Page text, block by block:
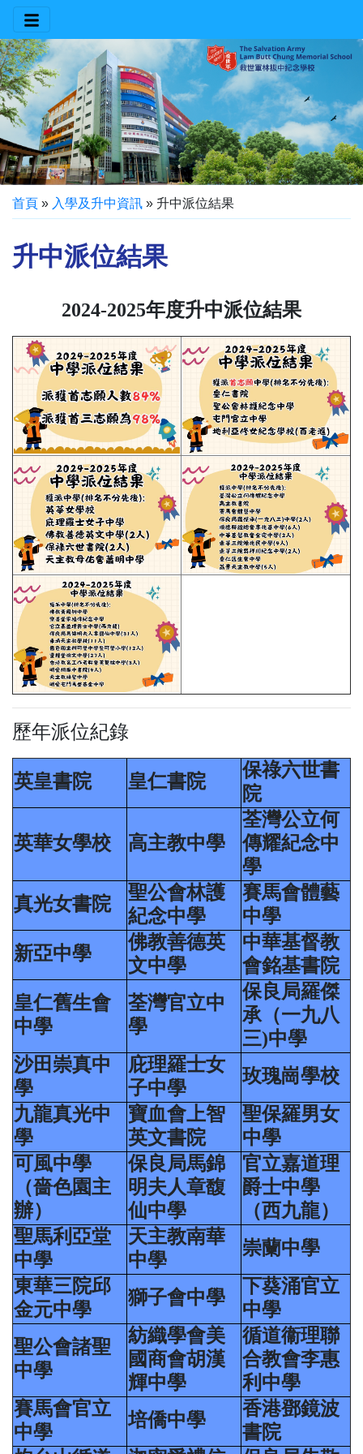
首頁 » 入學及升中資訊 » 升中派位結果
升中派位結果
2024-2025年度升中派位結果
歷年派位紀錄
英皇書院 皇仁書院
保祿六世書
院
英華女學校 高主教中學
荃灣公立何
傳耀紀念中
學
真光女書院
聖公會林護
紀念中學
賽馬會體藝
中學
新亞中學
佛教善德英
文中學
中華基督教
會銘基書院
皇仁舊生會
中學
荃灣官立中
學
保良局羅傑
承（一九八
三)中學
沙田崇真中
學
庇理羅士女
子中學
玫瑰崗學校
九龍真光中
學
寶血會上智
英文書院
聖保羅男女
中學
可風中學
（嗇色園主
辦）
保良局馬錦
明夫人章馥
仙中學
官立嘉道理
爵士中學
（西九龍）
聖馬利亞堂
中學
天主教南華
中學
崇蘭中學
東華三院邱
金元中學
獅子會中學
下葵涌官立
中學
聖公會諸聖
中學
紡織學會美
國商會胡漢
輝中學
循道衞理聯
合教會李惠
利中學
賽馬會官立
中學
培僑中學
香港鄧鏡波
書院